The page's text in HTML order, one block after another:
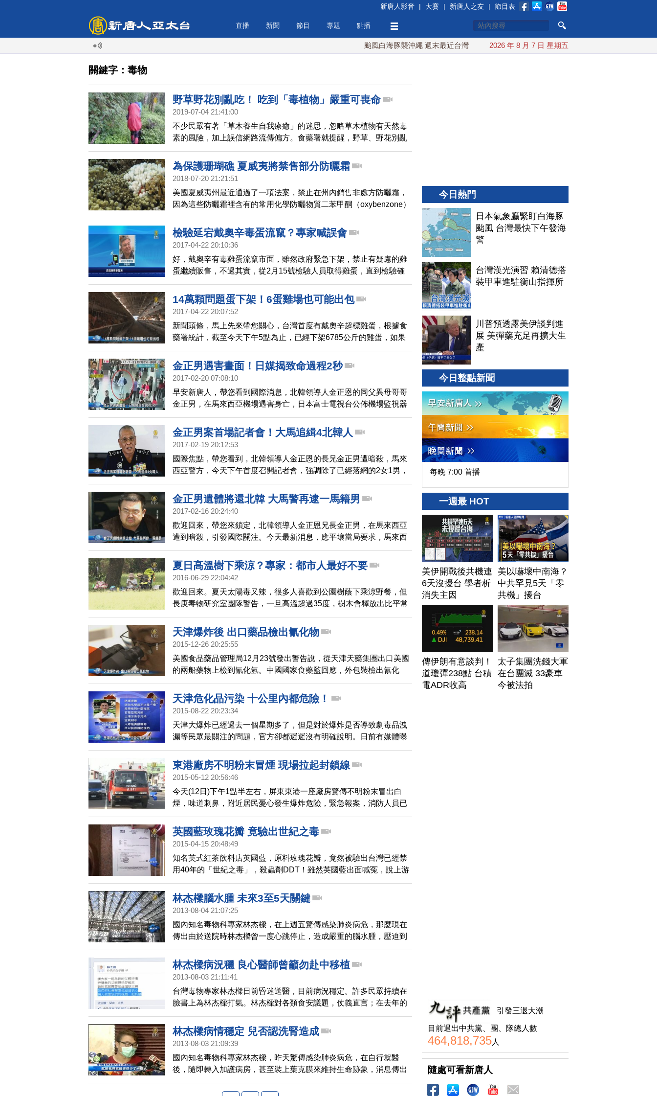
新唐人影音 | 大賽 | 新唐人之友 | 節目表
直播 新聞 節目 專題 點播
颱風白海豚襲沖繩 週末最近台灣 10日登陸浙江 川普預透露美伊談判進展 美彈藥充足再擴
2026 年 8 月 7 日 星期五
關鍵字：毒物
野草野花別亂吃！ 吃到「毒植物」嚴重可喪命
2019-07-04 21:41:00
不少民眾有著「草木養生自我療癒」的迷思，忽略草木植物有天然毒
素的風險，加上誤信網路流傳偏方。食藥署就提醒，野草、野花別亂
吃，別錯把「毒物」當「食物」，誤食中毒！
為保護珊瑚礁 夏威夷將禁售部分防曬霜
2018-07-20 21:21:51
美國夏威夷州最近通過了一項法案，禁止在州內銷售非處方防曬霜，
因為這些防曬霜裡含有的常用化學防曬物質二苯甲酮（oxybenzone）
及桂皮酸鹽（octinoxate）會傷害珊瑚礁和其它海洋生物。這項禁令將
從2021年1月1日起開始生效。到時候，夏威夷的任何商家將不得銷售
含有這兩種化學物的防曬霜，除非有醫生的處方。
檢驗延宕戴奧辛毒蛋流竄？專家喊誤會
2017-04-22 20:10:36
好，戴奧辛有毒雞蛋流竄市面，雖然政府緊急下架，禁止有疑慮的雞
蛋繼續販售，不過其實，從2月15號檢驗人員取得雞蛋，直到檢驗確
認戴奧辛超標下架，時間長達兩個多月。零售業者質疑延宕，讓他們
變成毒雞蛋通路商。但專家澄清並沒有拖延，因為實驗室必須排程處
理樣本，檢驗也需要兩週的時間，這一次通報已經是相當快速了。
14萬顆問題蛋下架！6蛋雞場也可能出包
2017-04-22 20:07:52
新聞頭條，馬上先來帶您關心，台灣首度有戴奧辛超標雞蛋，根據食
藥署統計，截至今天下午5點為止，已經下架6785公斤的雞蛋，如果
以每顆雞蛋50公克計算，總計約有近14萬顆雞蛋，預防性下架，農委
會今天下午宣布合成批發行的上游為王功蛋行，而王功蛋行的更上游
除了財源、駿億、鴻彰還有其他6家蛋行，明天農委會，將會到場採
金正男遇害畫面！日媒揭致命過程2秒
2017-02-20 07:08:10
早安新唐人，帶您看到國際消息，北韓領導人金正恩的同父異母哥哥
金正男，在馬來西亞機場遇害身亡，日本富士電視台公佈機場監視器
畫面，顯示金正男遇害致命過程，只有2秒。從畫面上您看到，越南籍
女嫌犯從金正男身後靠近，以2手覆蓋金正男的臉部，塗抹東西，整個
過程只有2秒。後來，金正男仍然獨自下樓，向機場診所求救。金正男
醫途中。報導說，金正男遭襲時曾試圖閃躲、抵抗，後來嫌犯到女子
廁所，將手套脫下、洗手，過程中不像是簡單的惡作劇。
金正男案首場記者會！大馬追緝4北韓人
2017-02-19 20:12:53
國際焦點，帶您看到，北韓領導人金正恩的長兄金正男遭暗殺，馬來
西亞警方，今天下午首度召開記者會，強調除了已經落網的2女1男，
今天再追緝4名已經出境的北韓人。馬來西亞政府還限期兩星期，希望
死者家屬出面聯繫。綜合外媒消息，落網的嫌犯中，有一位北韓籍的
毒物醫生，而一名印尼籍女嫌犯，則被爆出，曾經在北韓拍過電影。
金正男遺體將還北韓 大馬警再逮一馬籍男
2017-02-16 20:24:40
歡迎回來，帶您來鎖定，北韓領導人金正恩兄長金正男，在馬來西亞
遭到暗殺，引發國際關注。今天最新消息，應平壤當局要求，馬來西
亞將歸還金正男的遺體，不過必須「遵循程序」。另外，馬來西亞警
方，逮捕到涉嫌刺殺的第3人，是馬來西亞籍的男子，報導指出，這是
日前逮捕的第2名女嫌犯的男友。另外，馬來西亞當局對金正男解剖
金正恩在昨天（週三），首次公開露面，目前國際輿論擔心，曾在法
國留學的金正男的長子金韓松，可能會是下一個被瞄準的目標。
夏日高溫樹下乘涼？專家：都市人最好不要
2016-06-29 22:04:42
歡迎回來。夏天太陽毒又辣，很多人喜歡到公園樹蔭下乘涼野餐，但
長庚毒物研究室團隊警告，一旦高溫超過35度，樹木會釋放出比平常
多10倍的芬多精，其中的異戊二烯和都市裡的空污結合，會形成臭
氧，濃度過高可能傷害呼吸系統。不過，也有專家認為，空氣會流
動，沒那麼嚴重。
天津爆炸後 出口藥品檢出氰化物
2015-12-26 20:25:55
美國食品藥品管理局12月23號發出警告說，從天津天藥集團出口美國
的兩船藥物上檢到氰化氫。中國國家食藥監回應，外包裝檢出氰化
物，但包裝內藥品未受到污染。但專家說，即便包裝內藥品未受到污
染，對接觸藥品外包裝的人也有危害。
天津危化品污染 十公里內都危險！
2015-08-22 20:23:34
天津大爆炸已經過去一個星期多了，但是對於爆炸是否導致劇毒品洩
漏等民眾最關注的問題，官方卻都遲遲沒有明確說明。日前有媒體曝
光，爆炸中心附近海域已經出現大面積死魚，有專家就因此表示，恐
怕十公里內，都相當危險。
東港廠房不明粉末冒煙 現場拉起封鎖線
2015-05-12 20:56:46
今天(12日)下午1點半左右，屏東東港一座廠房驚傳不明粉末冒出白
煙，味道刺鼻，附近居民憂心發生爆炸危險，緊急報案，消防人員已
經趕往戒護。
英國藍玫瑰花瓣 竟驗出世紀之毒
2015-04-15 20:48:49
知名英式紅茶飲料店英國藍，原料玫瑰花瓣，竟然被驗出台灣已經禁
用40年的「世紀之毒」，殺蟲劑DDT！雖然英國藍出面喊冤，說上游
洲界貿易公司因為有提供檢驗合格證明，合作長達8年，不排除提告求
償，但也坦承茶葉在使用前，沒有經過清洗。
林杰樑腦水腫 未來3至5天關鍵
2013-08-04 21:07:25
國內知名毒物科專家林杰樑，在上週五驚傳感染肺炎病危，那麼現在
傳出由於送院時林杰樑曾一度心跳停止，造成嚴重的腦水腫，壓迫到
腦幹，是否能夠好轉，在未來3到5天之內將是關鍵期。
林杰樑病況穩 良心醫師曾籲勿赴中移植
2013-08-03 21:11:41
台灣毒物專家林杰樑日前昏迷送醫，目前病況穩定。許多民眾持續在
臉書上為林杰樑打氣。林杰樑對各類食安議題，仗義直言；在去年的
醫學年會上，林杰樑也公開呼籲台灣民眾不要到大陸進行具有高度風
險的器官移植，立下正義仁醫的形像。
林杰樑病情穩定 兒否認洗腎造成
2013-08-03 21:09:39
國內知名毒物科專家林杰樑，昨天驚傳感染肺炎病危，在自行就醫
後，隨即轉入加護病房，甚至裝上葉克膜來維持生命跡象，消息傳出
引起各方關心，上午林杰樑的大兒子出面感謝，表示父親目前病情轉
趨穩定，只是意識依舊不清，不過他也否認，這次病危是因為洗腎造
今日熱門
日本氣象廳緊盯白海豚
颱風 台灣最快下午發海
警
台灣漢光演習 賴清德搭
裝甲車進駐衡山指揮所
川普預透露美伊談判進
展 美彈藥充足再擴大生
產
今日整點新聞
每晚 7:00 首播
一週最 HOT
美伊開戰後共機連
6天沒擾台 學者析
消失主因
美以嚇壞中南海？
中共罕見5天「零
共機」擾台
傳伊朗有意談判！
道瓊彈238點 台積
電ADR收高
太子集團洗錢大軍
在台團滅 33豪車
今被法拍
引發三退大潮
目前退出中共黨、團、隊總人數
464,818,735人
隨處可看新唐人